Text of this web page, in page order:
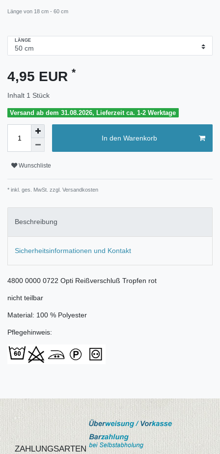
Länge von 18 cm - 60 cm
LÄNGE
4,95 EUR *
Inhalt 1 Stück
Versand ab dem 31.08.2026, Lieferzeit ca. 1-2 Werktage
In den Warenkorb
Wunschliste
* inkl. ges. MwSt. zzgl. Versandkosten
Beschreibung
Sicherheitsinformationen und Kontakt
4800 0000 0722 Opti Reißverschluß Tropfen rot
nicht teilbar
Material: 100 % Polyester
Pflegehinweis:
ZAHLUNGSARTEN